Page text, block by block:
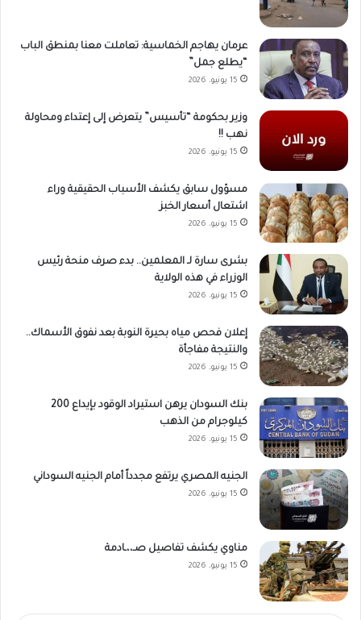
عرمان يهاجم الخماسية: تعاملت معنا بمنطق الباب
“يطلع جمل”
15 يونيو، 2026
وزير بحكومة “تأسيس” يتعرض إلى إعتداء ومحاولة
نهب !!
15 يونيو، 2026
مسؤول سابق يكشف الأسباب الحقيقية وراء
اشتعال أسعار الخبز
15 يونيو، 2026
بشرى سارة لـ المعلمين.. بدء صرف منحة رئيس
الوزراء في هذه الولاية
15 يونيو، 2026
إعلان فحص مياه بحيرة النوبة بعد نفوق الأسماك..
والنتيجة مفاجأة
15 يونيو، 2026
بنك السودان يرهن استيراد الوقود بإيداع 200
كيلوجرام من الذهب
15 يونيو، 2026
الجنيه المصري يرتفع مجدداً أمام الجنيه السوداني
15 يونيو، 2026
مناوي يكشف تفاصيل صـ،،ـادمة
15 يونيو، 2026